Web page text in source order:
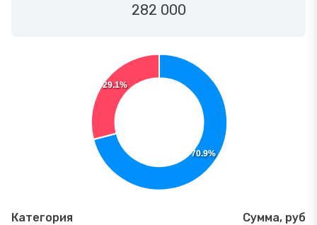
282 000
70.9%
29.1%
Категория Сумма, руб